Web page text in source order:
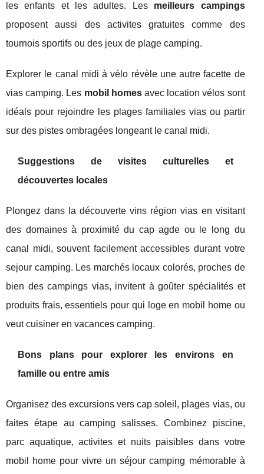
les enfants et les adultes. Les meilleurs campings
proposent aussi des activites gratuites comme des
tournois sportifs ou des jeux de plage camping.
Explorer le canal midi à vélo révèle une autre facette de
vias camping. Les mobil homesavec location vélos sont
idéals pour rejoindre les plages familiales vias ou partir
sur des pistes ombragées longeant le canal midi.
Suggestions de visites culturelles et
découvertes locales
Plongez dans la découverte vins région vias en visitant
des domaines à proximité du cap agde ou le long du
canal midi, souvent facilement accessibles durant votre
sejour camping. Les marchés locaux colorés, proches de
bien des campings vias, invitent à goûter spécialités et
produits frais, essentiels pour qui loge en mobil home ou
veut cuisiner en vacances camping.
Bons plans pour explorer les environs en
famille ou entre amis
Organisez des excursions vers cap soleil, plages vias, ou
faites étape au camping salisses. Combinez piscine,
parc aquatique, activites et nuits paisibles dans votre
mobil home pour vivre un séjour camping mémorable à